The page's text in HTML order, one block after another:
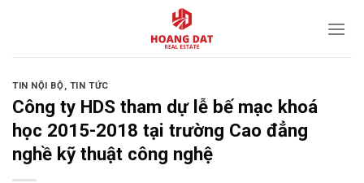
TIN NỘI BỘ, TIN TỨC
Công ty HDS tham dự lễ bế mạc khoá
học 2015-2018 tại trường Cao đẳng
nghề kỹ thuật công nghệ